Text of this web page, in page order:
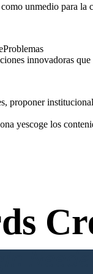
unmedio para la
innovadoras
proponer
yescoge los